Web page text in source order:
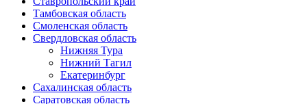
Тамбовская область
Смоленская область
Свердловская область
Нижняя Тура
Нижний Тагил
Екатеринбург
Сахалинская область
Саратовская область